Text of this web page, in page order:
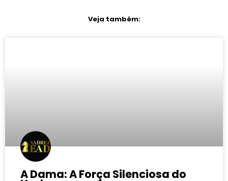
Veja também:
A Dama: A Força Silenciosa do